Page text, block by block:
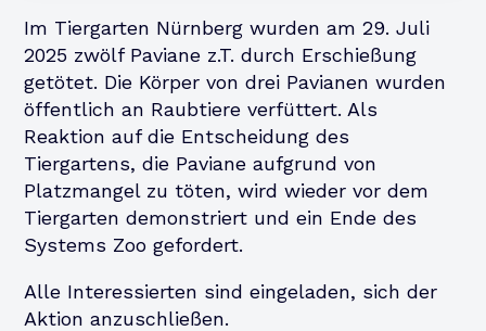
Im Tiergarten Nürnberg wurden am 29. Juli
2025 zwölf Paviane z.T. durch Erschießung
getötet. Die Körper von drei Pavianen wurden
öffentlich an Raubtiere verfüttert. Als
Reaktion auf die Entscheidung des
Tiergartens, die Paviane aufgrund von
Platzmangel zu töten, wird wieder vor dem
Tiergarten demonstriert und ein Ende des
Systems Zoo gefordert.
Alle Interessierten sind eingeladen, sich der
Aktion anzuschließen.